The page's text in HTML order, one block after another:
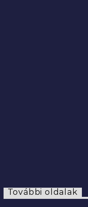
További oldalak